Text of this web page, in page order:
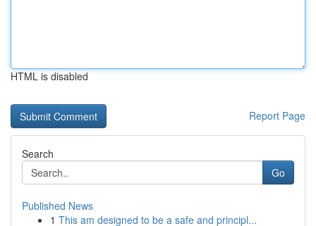
HTML is disabled
Report Page
Search
Go
Published News
1 This am designed to be a safe and principl...